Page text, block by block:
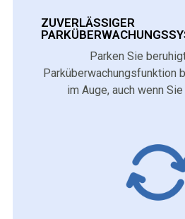
ZUVERLÄSSIGER
Parken Sie
Parküberwachungsfunktion
im Auge, auch wenn